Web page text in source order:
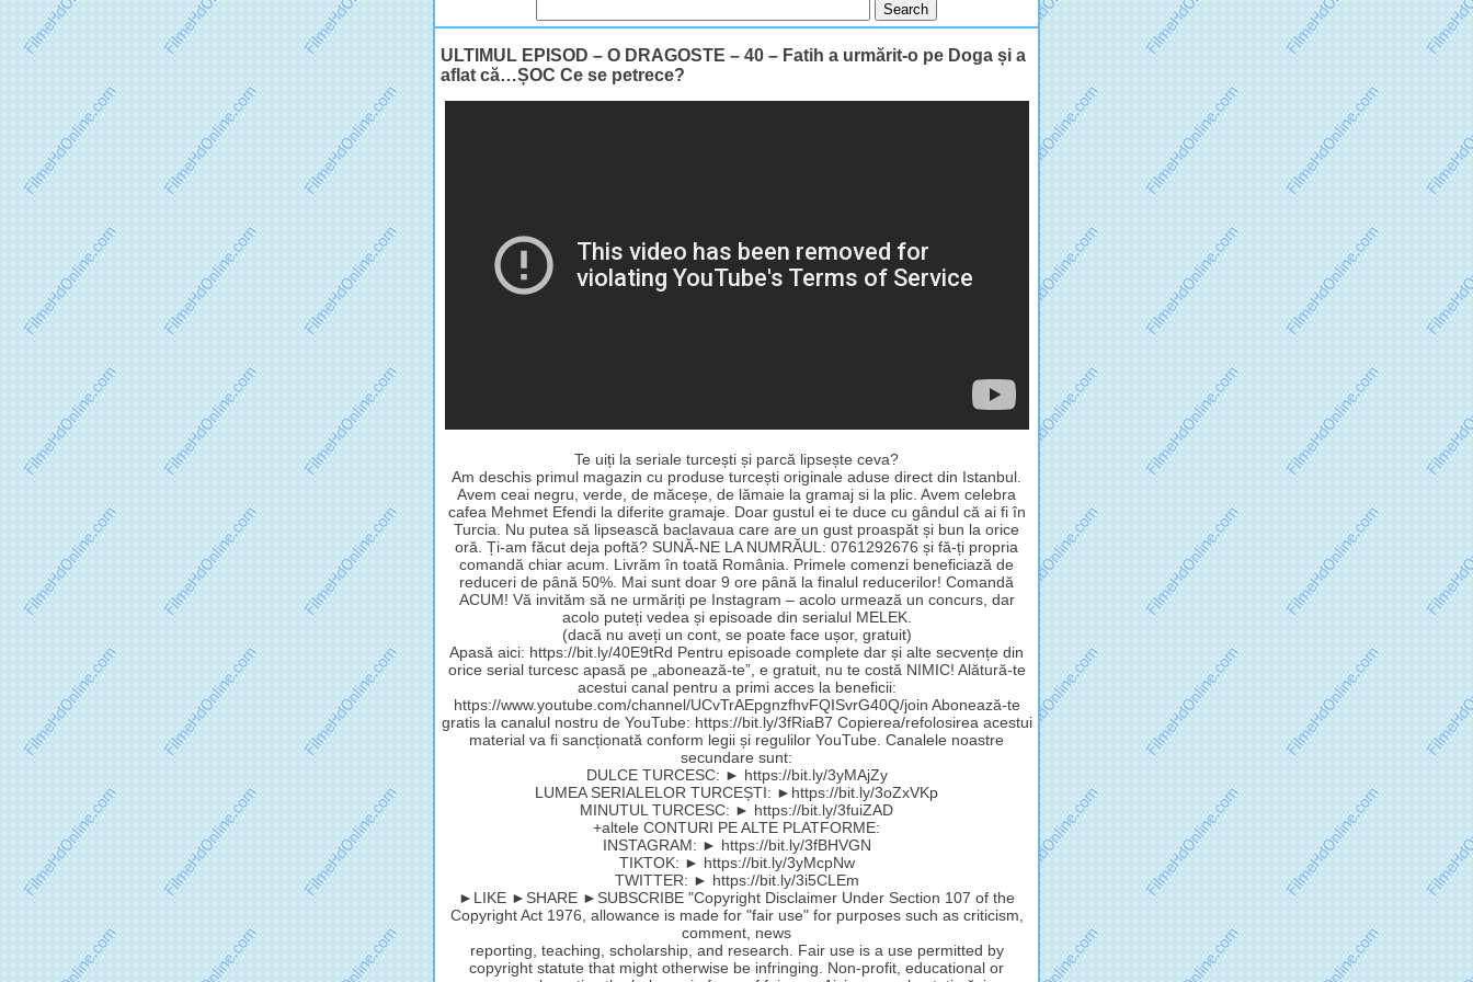
ULTIMUL EPISOD – O DRAGOSTE – 40 – Fatih a urmărit-o pe Doga și a
aflat că…ȘOC Ce se petrece?
Te uiți la seriale turcești și parcă lipsește ceva?
Am deschis primul magazin cu produse turcești originale aduse direct din Istanbul.
Avem ceai negru, verde, de măceșe, de lămaie la gramaj si la plic. Avem celebra
cafea Mehmet Efendi la diferite gramaje. Doar gustul ei te duce cu gândul că ai fi în
Turcia. Nu putea să lipsească baclavaua care are un gust proaspăt și bun la orice
oră. Ți-am făcut deja poftă? SUNĂ-NE LA NUMRĂUL: 0761292676 și fă-ți propria
comandă chiar acum. Livrăm în toată România. Primele comenzi beneficiază de
reduceri de până 50%. Mai sunt doar 9 ore până la finalul reducerilor! Comandă
ACUM! Vă invităm să ne urmăriți pe Instagram – acolo urmează un concurs, dar
acolo puteți vedea și episoade din serialul MELEK.
(dacă nu aveți un cont, se poate face ușor, gratuit)
Apasă aici: https://bit.ly/40E9tRd Pentru episoade complete dar și alte secvențe din
orice serial turcesc apasă pe „abonează-te”, e gratuit, nu te costă NIMIC! Alătură-te
acestui canal pentru a primi acces la beneficii:
https://www.youtube.com/channel/UCvTrAEpgnzfhvFQISvrG40Q/join Abonează-te
gratis la canalul nostru de YouTube: https://bit.ly/3fRiaB7 Copierea/refolosirea acestui
material va fi sancționată conform legii și regulilor YouTube. Canalele noastre
secundare sunt:
DULCE TURCESC: ► https://bit.ly/3yMAjZy
LUMEA SERIALELOR TURCEȘTI: ►https://bit.ly/3oZxVKp
MINUTUL TURCESC: ► https://bit.ly/3fuiZAD
+altele CONTURI PE ALTE PLATFORME:
INSTAGRAM: ► https://bit.ly/3fBHVGN
TIKTOK: ► https://bit.ly/3yMcpNw
TWITTER: ► https://bit.ly/3i5CLEm
►LIKE ►SHARE ►SUBSCRIBE "Copyright Disclaimer Under Section 107 of the
Copyright Act 1976, allowance is made for "fair use" for purposes such as criticism,
comment, news
reporting, teaching, scholarship, and research. Fair use is a use permitted by
copyright statute that might otherwise be infringing. Non-profit, educational or